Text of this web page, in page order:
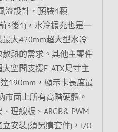
流設計，預裝4顆
3後1)，水冷擴充也是一
大420mm超大型水冷
熱的需求。其他主零件
空間支援E-ATX尺寸主
190mm，顯示卡長度最
市面上所有高階硬體。
理線板、ARGB& PWM
安裝(須另購套件)，I/O